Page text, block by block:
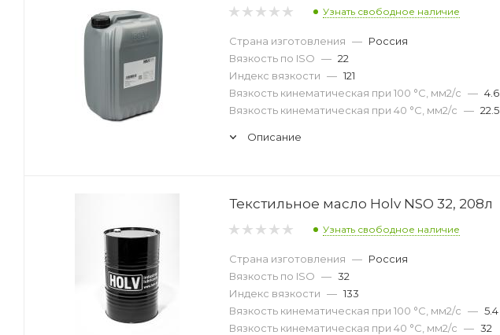
Узнать свободное наличие
Страна изготовления — Россия
Вязкость по ISO — 22
Индекс вязкости — 121
Вязкость кинематическая при 100 °С, мм2/с — 4.6
Вязкость кинематическая при 40 °С, мм2/с — 22.5
Описание
Текстильное масло Holv NSO 32, 208л
Узнать свободное наличие
Страна изготовления — Россия
Вязкость по ISO — 32
Индекс вязкости — 133
Вязкость кинематическая при 100 °С, мм2/с — 5.4
Вязкость кинематическая при 40 °С, мм2/с — 32